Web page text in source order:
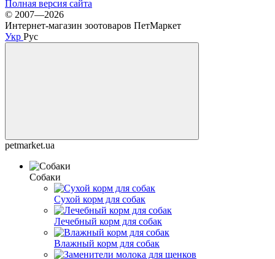
Полная версия сайта
© 2007—2026
Интернет-магазин зоотоваров ПетМаркет
Укр Рус
petmarket.ua
Собаки
Сухой корм для собак
Лечебный корм для собак
Влажный корм для собак